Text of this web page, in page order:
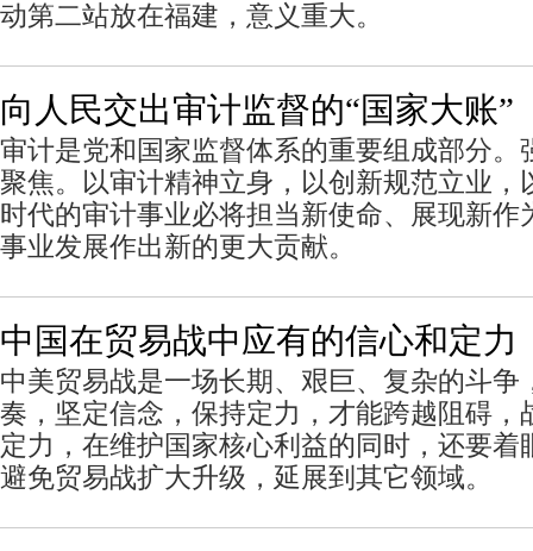
动第二站放在福建，意义重大。
向人民交出审计监督的“国家大账”
审计是党和国家监督体系的重要组成部分。
聚焦。以审计精神立身，以创新规范立业，
时代的审计事业必将担当新使命、展现新作
事业发展作出新的更大贡献。
中国在贸易战中应有的信心和定力
中美贸易战是一场长期、艰巨、复杂的斗争
奏，坚定信念，保持定力，才能跨越阻碍，
定力，在维护国家核心利益的同时，还要着
避免贸易战扩大升级，延展到其它领域。